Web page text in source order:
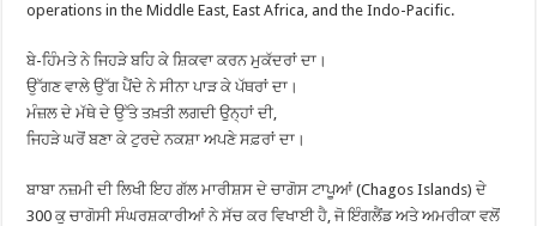
operations in the Middle East, East Africa, and the Indo-Pacific.
ਬੇ-ਹਿੰਮਤੇ ਨੇ ਜਿਹੜੇ ਬਹਿ ਕੇ ਸ਼ਿਕਵਾ ਕਰਨ ਮੁਕੱਦਰਾਂ ਦਾ।
ਉੱਗਣ ਵਾਲੇ ਉੱਗ ਪੈਂਦੇ ਨੇ ਸੀਨਾ ਪਾੜ ਕੇ ਪੱਥਰਾਂ ਦਾ।
ਮੰਜ਼ਲ ਦੇ ਮੱਥੇ ਦੇ ਉੱਤੇ ਤਖ਼ਤੀ ਲਗਦੀ ਉਨ੍ਹਾਂ ਦੀ,
ਜਿਹੜੇ ਘਰੋਂ ਬਣਾ ਕੇ ਟੁਰਦੇ ਨਕਸ਼ਾ ਅਪਣੇ ਸਫ਼ਰਾਂ ਦਾ।
ਬਾਬਾ ਨਜ਼ਮੀ ਦੀ ਲਿਖੀ ਇਹ ਗੱਲ ਮਾਰੀਸ਼ਸ ਦੇ ਚਾਗੋਸ ਟਾਪੂਆਂ (Chagos Islands) ਦੇ
300 ਕੁ ਚਾਗੋਸੀ ਸੰਘਰਸ਼ਕਾਰੀਆਂ ਨੇ ਸੱਚ ਕਰ ਵਿਖਾਈ ਹੈ, ਜੋ ਇੰਗਲੈਂਡ ਅਤੇ ਅਮਰੀਕਾ ਵਲੋਂ